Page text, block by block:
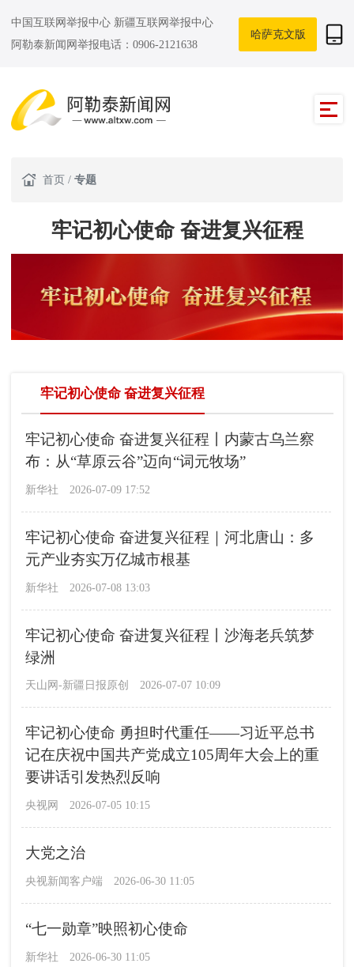
中国互联网举报中心 新疆互联网举报中心
阿勒泰新闻网举报电话：0906-2121638
哈萨克文版
首页 / 专题
牢记初心使命 奋进复兴征程
牢记初心使命 奋进复兴征程
牢记初心使命 奋进复兴征程丨内蒙古乌兰察
布：从“草原云谷”迈向“词元牧场”
新华社 2026-07-09 17:52
牢记初心使命 奋进复兴征程｜河北唐山：多
元产业夯实万亿城市根基
新华社 2026-07-08 13:03
牢记初心使命 奋进复兴征程丨沙海老兵筑梦
绿洲
天山网-新疆日报原创 2026-07-07 10:09
牢记初心使命 勇担时代重任——习近平总书
记在庆祝中国共产党成立105周年大会上的重
要讲话引发热烈反响
央视网 2026-07-05 10:15
大党之治
央视新闻客户端 2026-06-30 11:05
“七一勋章”映照初心使命
新华社 2026-06-30 11:05